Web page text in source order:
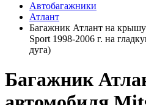
Автобагажники
Атлант
Багажник Атлант на
Sport 1998-2006 г. на
дуга)
Багажник